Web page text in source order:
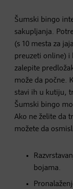
Šumski bingo
sakupljanja.
(s 10 mesta za
preuzeti online) i
zalepite
može da počne.
stavi ih u kutiju,
Šumski bingo
Ako ne želite da
možete da
bojama.